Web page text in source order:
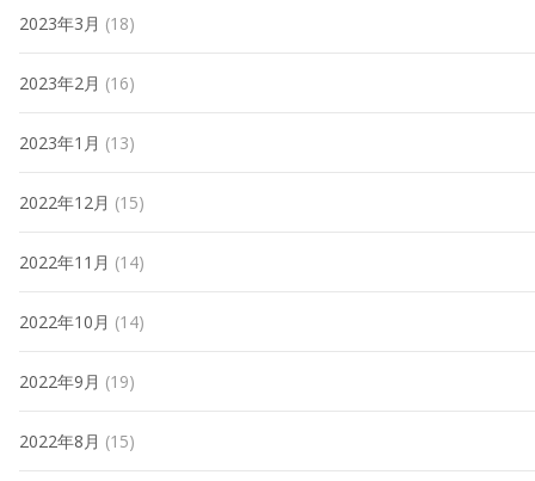
2023年3月 (18)
2023年2月 (16)
2023年1月 (13)
2022年12月 (15)
2022年11月 (14)
2022年10月 (14)
2022年9月 (19)
2022年8月 (15)